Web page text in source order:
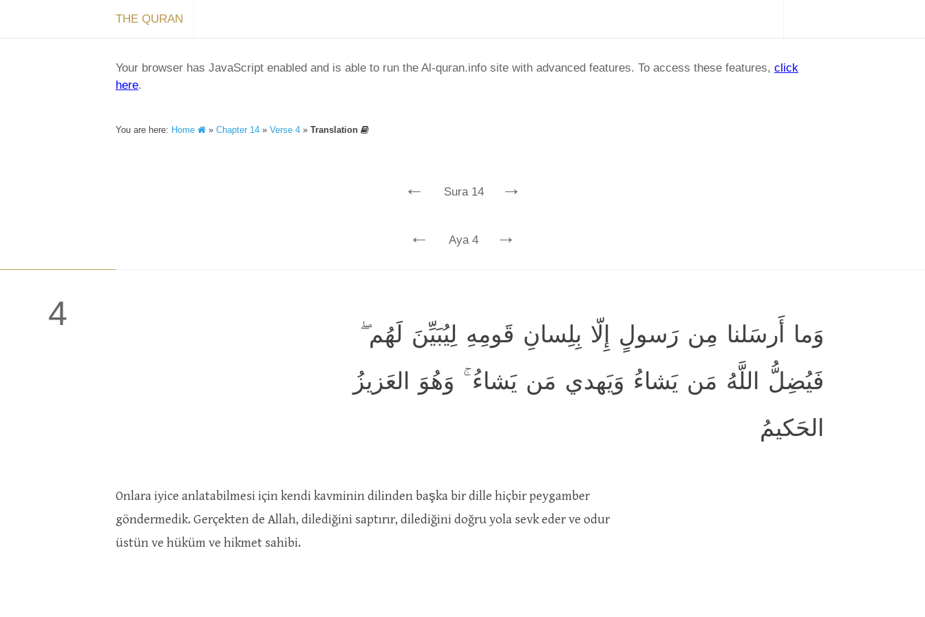
THE QURAN
Your browser has JavaScript enabled and is able to run the Al-quran.info site with advanced features. To access these features, click
here.
You are here: Home » Chapter 14 » Verse 4 » Translation
← Sura 14 →
← Aya 4 →
4
وَما أَرسَلنا مِن رَسولٍ إِلّا بِلِسانِ قَومِهِ لِيُبَيِّنَ لَهُم ۖ
فَيُضِلُّ اللَّهُ مَن يَشاءُ وَيَهدي مَن يَشاءُ ۚ وَهُوَ العَزيزُ
الحَكيمُ
Onlara iyice anlatabilmesi için kendi kavminin dilinden başka bir dille hiçbir peygamber
göndermedik. Gerçekten de Allah, dilediğini saptırır, dilediğini doğru yola sevk eder ve odur
üstün ve hüküm ve hikmet sahibi.